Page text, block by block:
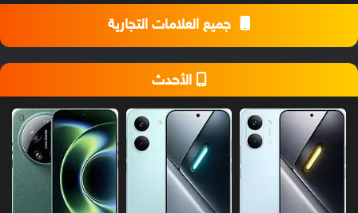
جميع العلامات التجارية
الأحدث